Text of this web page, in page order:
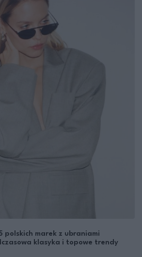
polskich marek z ubraniami
klasyka i topowe trendy